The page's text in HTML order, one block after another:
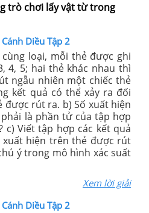
trò chơi lấy vật từ trong
Diều Tập 2
loại, mỗi thẻ được ghi
4, 5; hai thẻ khác nhau thì
ngẫu nhiên một chiếc thẻ
kết quả có thể xảy ra đối
rút ra. b) Số xuất hiện
là phần tử của tập hợp
c) Viết tập hợp các kết quả
xuất hiện trên thẻ được rút
ý trong mô hình xác suất
Xem lời giải
Diều Tập 2